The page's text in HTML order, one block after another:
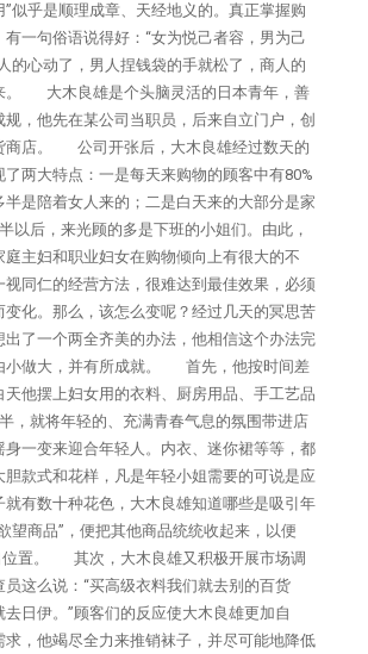
”似乎是顺理成章、天经地义的。真正掌握购
一句俗语说得好：“女为悦己者容，男为己
的心动了，男人捏钱袋的手就松了，商人的
。 大木良雄是个头脑灵活的日本青年，善
，他先在某公司当职员，后来自立门户，创
商店。 公司开张后，大木良雄经过数天的
两大特点：一是每天来购物的顾客中有80%
半是陪着女人来的；二是白天来的大部分是家
以后，来光顾的多是下班的小姐们。由此，
庭主妇和职业妇女在购物倾向上有很大的不
视同仁的经营方法，很难达到最佳效果，必须
变化。那么，该怎么变呢？经过几天的冥思苦
出了一个两全齐美的办法，他相信这个办法完
小做大，并有所成就。 首先，他按时间差
天他摆上妇女用的衣料、厨房用品、手工艺品
，就将年轻的、充满青春气息的氛围带进店
身一变来迎合年轻人。内衣、迷你裙等等，都
胆款式和花样，凡是年轻小姐需要的可说是应
就有数十种花色，大木良雄知道哪些是吸引年
望商品”，便把其他商品统统收起来，以便
位置。 其次，大木良雄又积极开展市场调
这么说：“买高级衣料我们就去别的百货
日伊。”顾客们的反应使大木良雄更加自
求，他竭尽全力来推销袜子，并尽可能地降低